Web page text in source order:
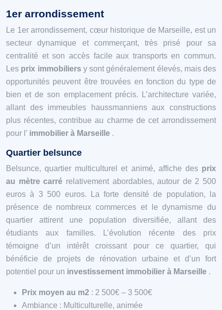
1er arrondissement
Le 1er arrondissement, cœur historique de Marseille, est un
secteur dynamique et commerçant, très prisé pour sa
centralité et son accès facile aux transports en commun.
Les prix immobiliers y sont généralement élevés, mais des
opportunités peuvent être trouvées en fonction du type de
bien et de son emplacement précis. L’architecture variée,
allant des immeubles haussmanniens aux constructions
plus récentes, contribue au charme de cet arrondissement
pour l’ immobilier à Marseille .
Quartier belsunce
Belsunce, quartier multiculturel et animé, affiche des prix
au mètre carré relativement abordables, autour de 2 500
euros à 3 500 euros. La forte densité de population, la
présence de nombreux commerces et le dynamisme du
quartier attirent une population diversifiée, allant des
étudiants aux familles. L’évolution récente des prix
témoigne d’un intérêt croissant pour ce quartier, qui
bénéficie de projets de rénovation urbaine et d’un fort
potentiel pour un investissement immobilier à Marseille .
Prix moyen au m2 : 2 500€ – 3 500€
Ambiance : Multiculturelle, animée